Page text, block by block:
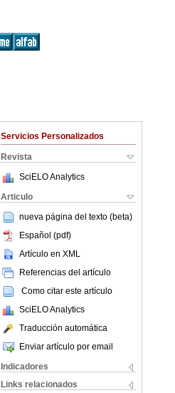
Servicios Personalizados
Revista
SciELO Analytics
Articulo
nueva página del texto (beta)
Español (pdf)
Artículo en XML
Referencias del artículo
Como citar este artículo
SciELO Analytics
Traducción automática
Enviar artículo por email
Indicadores
Links relacionados